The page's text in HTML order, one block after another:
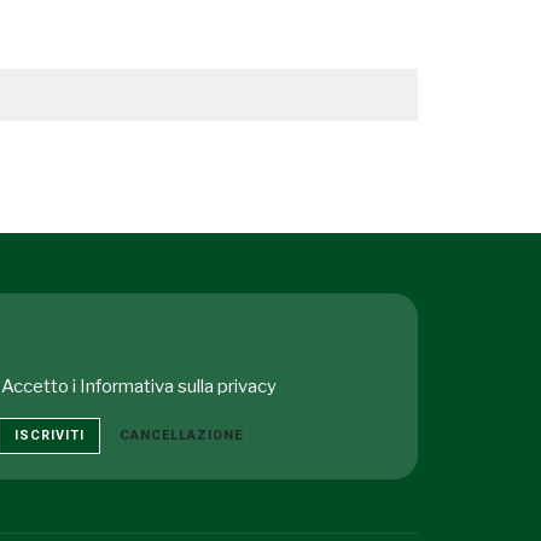
Accetto i Informativa sulla privacy
ISCRIVITI CANCELLAZIONE